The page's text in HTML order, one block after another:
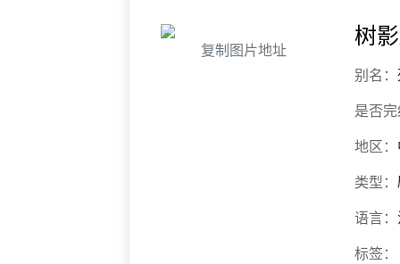
复制图片地址
树
别名：
是否
地区：
类型：
语言：
标签：